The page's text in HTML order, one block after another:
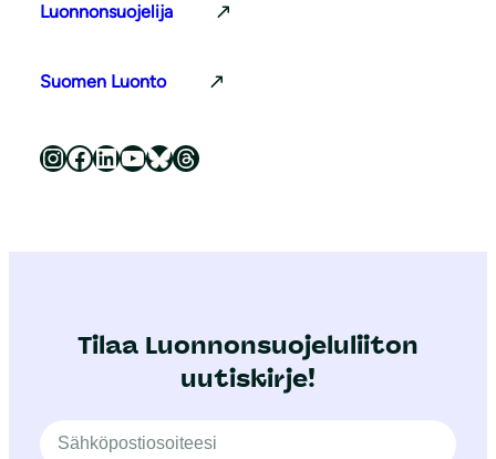
Luonnonsuojelija
Suomen Luonto
Luonnonsuojeluliitto Instagramissa Luonnonsuojeluliitto Facebookissa Luonnonsuojeluliitto LinkedInissä Luonnonsuojeluliiton YouTube-kanava Luonnonsuojeluliitto Blueskyssa Luonnonsuojeluliitto Threadsissa
Tilaa Luonnonsuojeluliiton
uutiskirje!